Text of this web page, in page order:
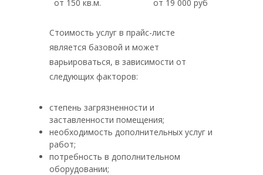
от 150 кв.м.
от 19 000 руб
Стоимость услуг в прайс-листе
является базовой и может
варьироваться, в зависимости от
следующих факторов:
степень загрязненности и
заставленности помещения;
необходимость дополнительных услуг и
работ;
потребность в дополнительном
оборудовании;